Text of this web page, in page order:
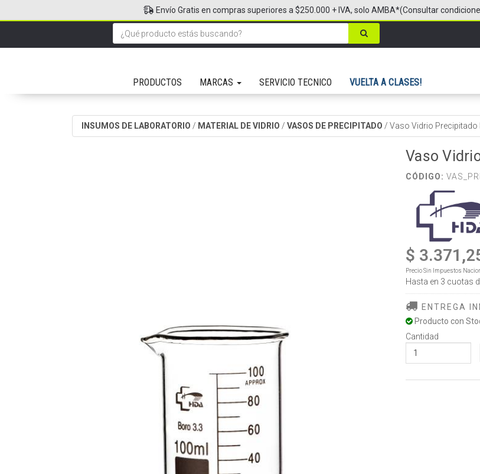
PRODUCTOS MARCAS SERVICIO TECNICO VUELTA A CLASES!
Envío Gratis en compras superiores a $250.000 + IVA, solo AMBA*(Consultar
INSUMOS DE LABORATORIO / MATERIAL DE VIDRIO / VASOS DE PRECIPITADO / Vaso Vidrio Precipitado
Vaso
CÓDIGO:
$
Precio Sin Impuestos
Hasta en 3 cuotas
ENTREGA
Producto con
Cantidad